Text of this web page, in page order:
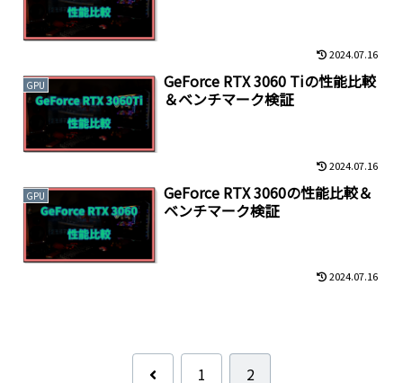
2024.07.16
GPU
GeForce RTX 3060 Tiの性能比較
＆ベンチマーク検証
2024.07.16
GPU
GeForce RTX 3060の性能比較＆
ベンチマーク検証
2024.07.16
前 1 2